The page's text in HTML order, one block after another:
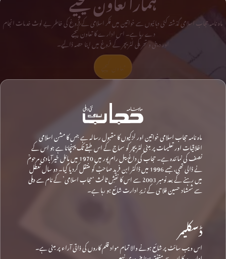
ماہ نامہ حجاب اسلامی گذشتہ کئی دہائیوں سے خواتین میں فکر اسلامی کے فروغ کی خاطر بے لوث خدمات انجام
دے رہا ہے۔ اس ادارے کا تعاون کیجیے
اور دینی و تحریکی لٹریچر کے فروغ میں اپنا حصہ ڈالیے۔
ماہ نامہ حجاب اسلامی خواتین اور لڑکیوں کا مقبول رسالہ ہے جس کا مشن اسلامی
اخلاقیات اور تعلیمات پر مبنی لٹریچر کو سماج کے اس طبقے تک پہنچانا ہے جو اس کے
نصف کی نمائندہ ہے۔ حجاب کی داغ بیل رام پور میں 1970 میں مائل خیرآبادی مرحومؒ
نے ڈالی تھی، جسے 1996 میں ڈاکٹر ابن فرید صاحبؒ کو منتقل کردیا گیا۔ دو سال تعطل
میں رہنے کے بعد نومبر 2003 سے اس کا نقشِ ثالث ‘حجاب اسلامی’ کے نام سے دہلی
سے شمشاد حسین فلاحی کے زیرِ ادارت شائع ہو رہا ہے۔
ڈسکلیمر
اس ویب سائٹ پر شائع ہونے والا تمام مواد قلم کاروں کی ذاتی آراء پر مبنی ہے۔